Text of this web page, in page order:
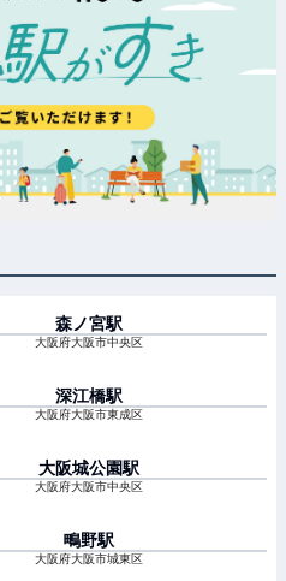
森ノ宮駅
大阪府大阪市中央区
深江橋駅
大阪府大阪市東成区
大阪城公園駅
大阪府大阪市中央区
鴫野駅
大阪府大阪市城東区